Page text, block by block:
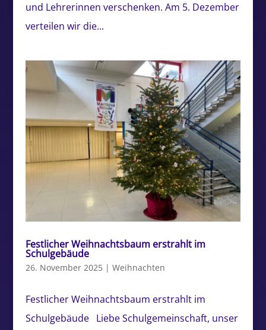
und Lehrerinnen verschenken. Am 5. Dezember
verteilen wir die...
Festlicher Weihnachtsbaum erstrahlt im
Schulgebäude
26. November 2025| Weihnachten
Festlicher Weihnachtsbaum erstrahlt im
Schulgebäude Liebe Schulgemeinschaft, unser